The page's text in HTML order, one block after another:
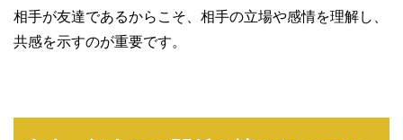
相手が友達であるからこそ、相手の立場や感情を理解し、
共感を示すのが重要です。